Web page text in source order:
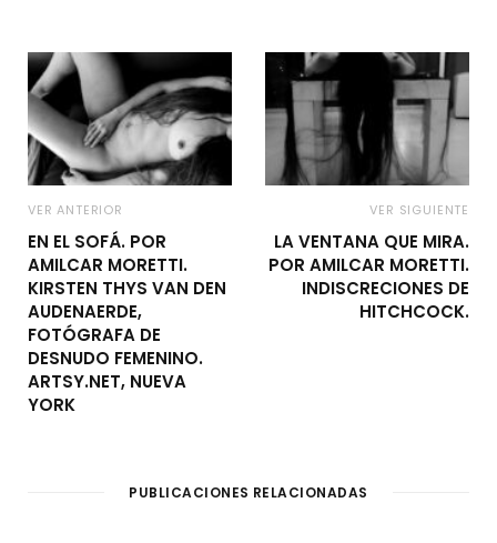
VER ANTERIOR
EN EL SOFÁ. POR
AMILCAR MORETTI.
KIRSTEN THYS VAN DEN
AUDENAERDE,
FOTÓGRAFA DE
DESNUDO FEMENINO.
ARTSY.NET, NUEVA
YORK
VER SIGUIENTE
LA VENTANA QUE MIRA.
POR AMILCAR MORETTI.
INDISCRECIONES DE
HITCHCOCK.
PUBLICACIONES RELACIONADAS